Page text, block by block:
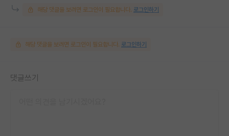
해당 댓글을 보려면 로그인이 필요합니다. 로그인하기
해당 댓글을 보려면 로그인이 필요합니다. 로그인하기
댓글쓰기